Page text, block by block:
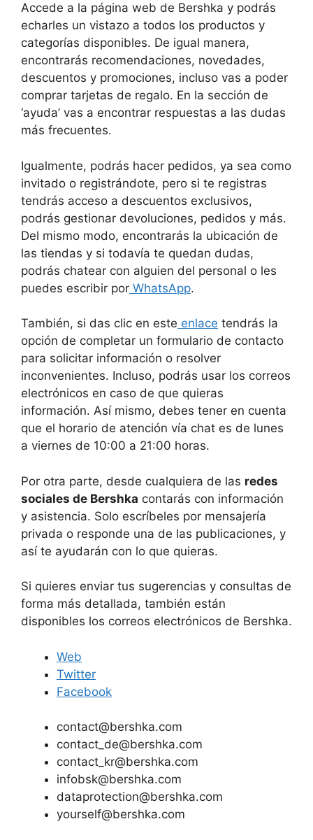
Accede a la página web de Bershka y podrás
echarles un vistazo a todos los productos y
categorías disponibles. De igual manera,
encontrarás recomendaciones, novedades,
descuentos y promociones, incluso vas a poder
comprar tarjetas de regalo. En la sección de
‘ayuda’ vas a encontrar respuestas a las dudas
más frecuentes.
Igualmente, podrás hacer pedidos, ya sea como
invitado o registrándote, pero si te registras
tendrás acceso a descuentos exclusivos,
podrás gestionar devoluciones, pedidos y más.
Del mismo modo, encontrarás la ubicación de
las tiendas y si todavía te quedan dudas,
podrás chatear con alguien del personal o les
puedes escribir por WhatsApp.
También, si das clic en este enlace tendrás la
opción de completar un formulario de contacto
para solicitar información o resolver
inconvenientes. Incluso, podrás usar los correos
electrónicos en caso de que quieras
información. Así mismo, debes tener en cuenta
que el horario de atención vía chat es de lunes
a viernes de 10:00 a 21:00 horas.
Por otra parte, desde cualquiera de las redes
sociales de Bershka contarás con información
y asistencia. Solo escríbeles por mensajería
privada o responde una de las publicaciones, y
así te ayudarán con lo que quieras.
Si quieres enviar tus sugerencias y consultas de
forma más detallada, también están
disponibles los correos electrónicos de Bershka.
Web
Twitter
Facebook
contact@bershka.com
contact_de@bershka.com
contact_kr@bershka.com
infobsk@bershka.com
dataprotection@bershka.com
yourself@bershka.com